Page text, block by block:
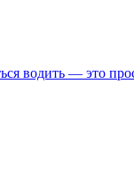
водить — это